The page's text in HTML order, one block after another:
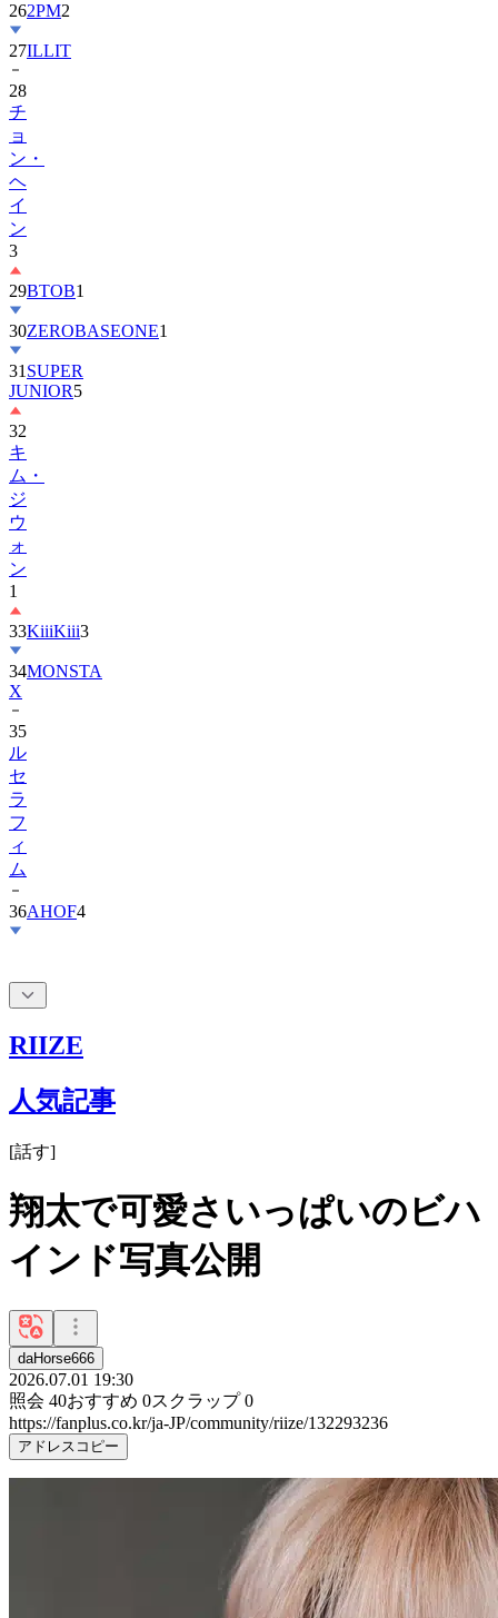
262PM2
27ILLIT
28
チ
ョ
ン・
ヘ
イ
ン
3
29BTOB1
30ZEROBASEONE1
31 SUPER
JUNIOR5
32
キ
ム・
ジ
ウ
ォ
ン
1
33KiiiKiii3
34MONSTA
X
35
ル
セ
ラ
フ
ィ
ム
36AHOF4
RIIZE
人気記事
[話す]
翔太で可愛さいっぱいのビハ
インド写真公開
daHorse666
2026.07.01 19:30
照会 40おすすめ 0スクラップ 0
https://fanplus.co.kr/ja-JP/community/riize/132293236
アドレスコピー